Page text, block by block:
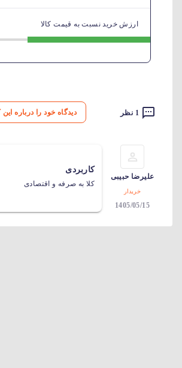
ارزش خرید نسبت به قیمت کالا
1 نظر دیدگاه خود را درباره این
علیرضا حبیبی
خریدار
1405/05/15
کاربردی
کلا به صرفه و اقتصادی